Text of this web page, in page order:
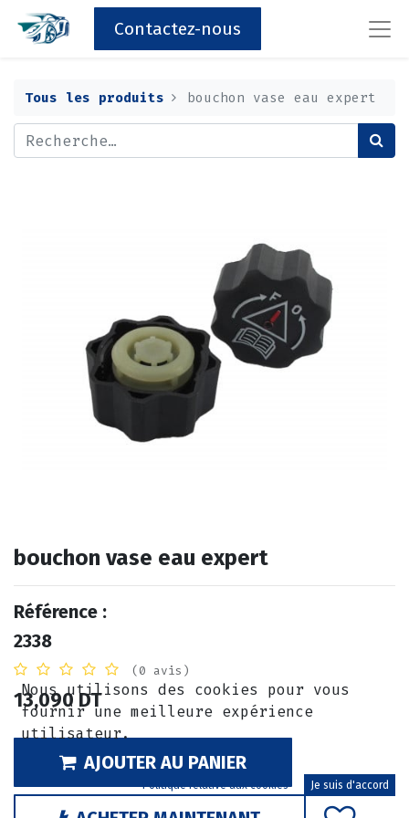
Contactez-nous
Tous les produits bouchon vase eau expert
bouchon vase eau expert
Référence :
2338
(0 avis)
13,090DT
AJOUTER AU PANIER
Nous utilisons des cookies pour vous
fournir une meilleure expérience
utilisateur.
Politique relative aux cookies Je suis d'accord